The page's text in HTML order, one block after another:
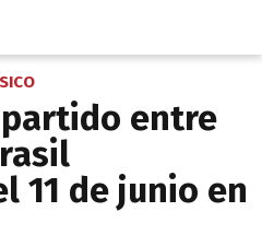
entre
11 de junio en